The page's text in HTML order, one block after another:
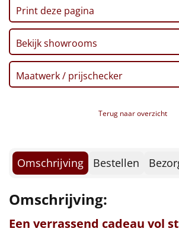
Tas
Wake up light
NIEUW
Borrelplank
Noodradio NIEUW
Deken (fleece plaid)
Alle artikelen
Print deze pagina
Bekijk showrooms
Maatwerk / prijschecker
Terug naar overzicht
Omschrijving Bestellen
Omschrijving:
Een verrassend cadeau vol